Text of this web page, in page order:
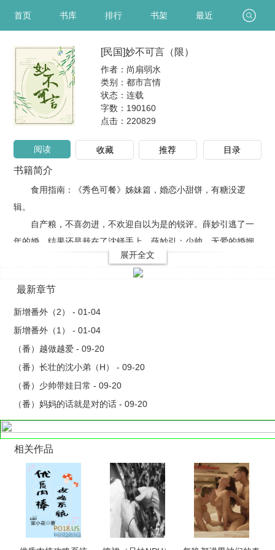
首页 书库 排行 书架 最近
[民国]妙不可言（限）
作者：尚扇弱水
类别：都市言情
状态：连载
字数：190160
点击： 220829
阅读 收藏 推荐 目录
书籍简介
食用指南：《秀色可餐》姊妹篇，婚恋小甜饼，有糖没逻
辑。
自产粮，不喜勿进，不欢迎自以为是的锐评。薛妙引逃了一
年的婚，结果还是栽在了沈铎手上。薛妙引：少帅，无爱的婚姻
是不会幸福的！沈铎：会做就行。更多连载小说请收藏：
展开全文
最新章节
新增番外（2） - 01-04
新增番外（1） - 01-04
（番）越做越爱 - 09-20
（番）长壮的沈小弟（H） - 09-20
（番）少帅带娃日常 - 09-20
（番）妈妈的话就是对的话 - 09-20
相关作品